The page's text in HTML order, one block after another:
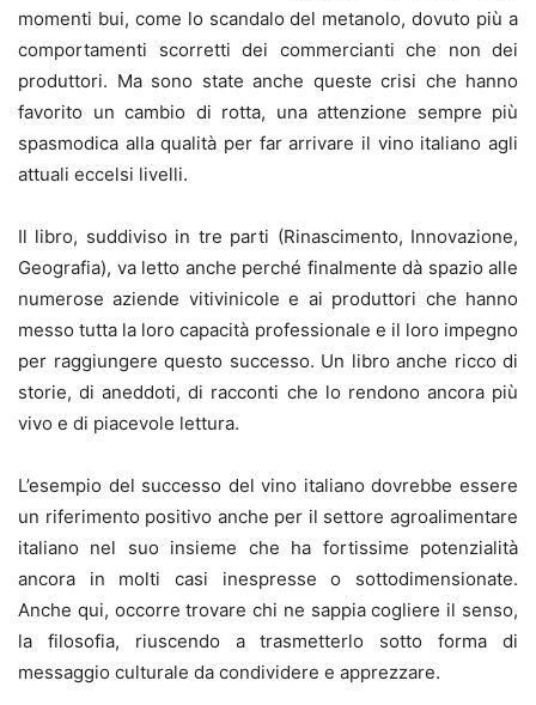
momenti bui, come lo scandalo del metanolo, dovuto più a
comportamenti scorretti dei commercianti che non dei
produttori. Ma sono state anche queste crisi che hanno
favorito un cambio di rotta, una attenzione sempre più
spasmodica alla qualità per far arrivare il vino italiano agli
attuali eccelsi livelli.
Il libro, suddiviso in tre parti (Rinascimento, Innovazione,
Geografia), va letto anche perché finalmente dà spazio alle
numerose aziende vitivinicole e ai produttori che hanno
messo tutta la loro capacità professionale e il loro impegno
per raggiungere questo successo. Un libro anche ricco di
storie, di aneddoti, di racconti che lo rendono ancora più
vivo e di piacevole lettura.
L’esempio del successo del vino italiano dovrebbe essere
un riferimento positivo anche per il settore agroalimentare
italiano nel suo insieme che ha fortissime potenzialità
ancora in molti casi inespresse o sottodimensionate.
Anche qui, occorre trovare chi ne sappia cogliere il senso,
la filosofia, riuscendo a trasmetterlo sotto forma di
messaggio culturale da condividere e apprezzare.